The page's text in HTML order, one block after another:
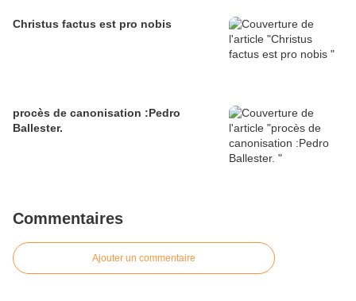
Christus factus est pro nobis
procès de canonisation :Pedro
Ballester.
Commentaires
Ajouter un commentaire